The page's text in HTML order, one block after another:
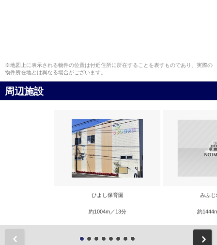
※地図上に表示される物件の位置は付近住所に所在することを表すものであり、実際の
物件所在地とは異なる場合がございます。
周辺施設
ひよし保育園
約1004m／13分
みふじ
約